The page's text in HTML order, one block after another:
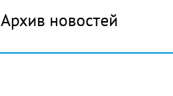
Архив новостей